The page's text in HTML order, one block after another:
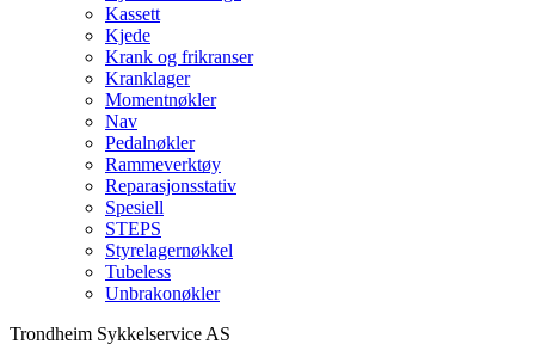
Kassett
Kjede
Krank og frikranser
Kranklager
Momentnøkler
Nav
Pedalnøkler
Rammeverktøy
Reparasjonsstativ
Spesiell
STEPS
Styrelagernøkkel
Tubeless
Unbrakonøkler
Trondheim Sykkelservice AS